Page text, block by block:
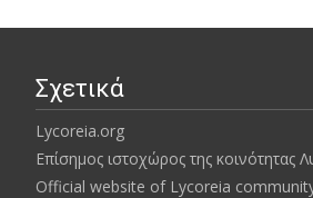
Σχετικά
Lycoreia.org
Επίσημος ιστοχώρος της κοινότητας
Official website of Lycoreia